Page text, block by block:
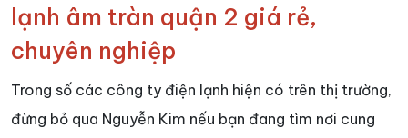
lạnh âm tràn quận 2 giá rẻ,
chuyên nghiệp
Trong số các công ty điện lạnh hiện có trên thị trường,
đừng bỏ qua Nguyễn Kim nếu bạn đang tìm nơi cung